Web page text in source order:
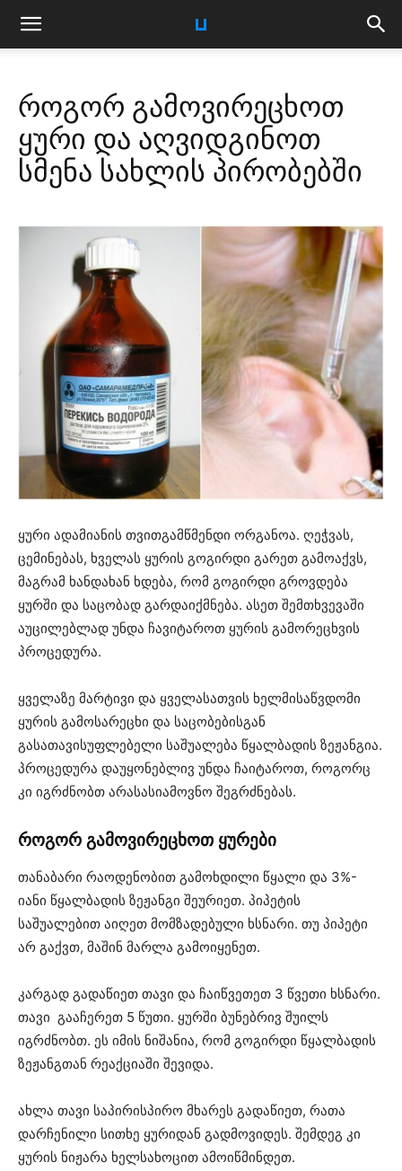
როგორ გამოვირეცხოთ
ყური და აღვიდგინოთ
სმენა სახლის პირობებში
ყური ადამიანის თვითგამწმენდი ორგანოა. ღეჭვას,
ცემინებას, ხველას ყურის გოგირდი გარეთ გამოაქვს,
მაგრამ ხანდახან ხდება, რომ გოგირდი გროვდება
ყურში და საცობად გარდაიქმნება. ასეთ შემთხვევაში
აუცილებლად უნდა ჩავიტაროთ ყურის გამორეცხვის
პროცედურა.
ყველაზე მარტივი და ყველასათვის ხელმისაწვდომი
ყურის გამოსარეცხი და საცობებისგან
გასათავისუფლებელი საშუალება წყალბადის ზეჟანგია.
პროცედურა დაუყონებლივ უნდა ჩაიტაროთ, როგორც
კი იგრძნობთ არასასიამოვნო შეგრძნებას.
როგორ გამოვირეცხოთ ყურები
თანაბარი რაოდენობით გამოხდილი წყალი და 3%-
იანი წყალბადის ზეჟანგი შეურიეთ. პიპეტის
საშუალებით აიღეთ მომზადებული ხსნარი. თუ პიპეტი
არ გაქვთ, მაშინ მარლა გამოიყენეთ.
კარგად გადაწიეთ თავი და ჩაიწვეთეთ 3 წვეთი ხსნარი.
თავი გააჩერეთ 5 წუთი. ყურში ბუნებრივ შუილს
იგრძნობთ. ეს იმის ნიშანია, რომ გოგირდი წყალბადის
ზეჟანგთან რეაქციაში შევიდა.
ახლა თავი საპირისპირო მხარეს გადაწიეთ, რათა
დარჩენილი სითხე ყურიდან გადმოვიდეს. შემდეგ კი
ყურის ნიჟარა ხელსახოცით ამოიწმინდეთ.